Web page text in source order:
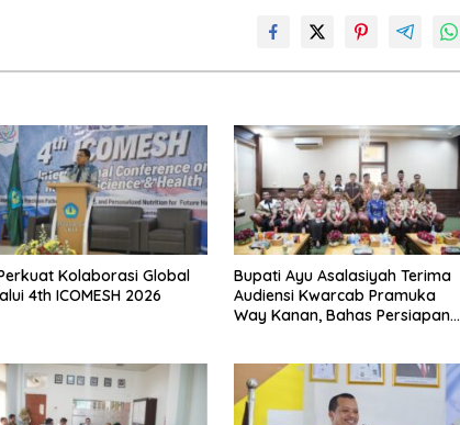
Kolaborasi Global
4th ICOMESH 2026
Bupati Ayu Asalasiyah Terima
Audiensi Kwarcab Pramuka
Way Kanan, Bahas Persiapan